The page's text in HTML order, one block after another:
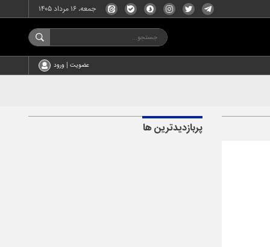
جمعه، ۱۶ مرداد ۱۴۰۵
عضویت | ورود
پربازدیدترین ها